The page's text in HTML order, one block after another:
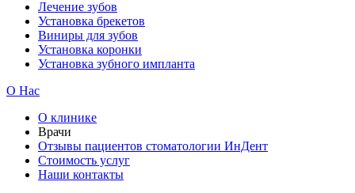
Лечение зубов
Установка брекетов
Виниры для зубов
Установка коронки
Установка зубного импланта
О Нас
О клинике
Врачи
Отзывы пациентов стоматологии ИнДент
Стоимость услуг
Наши контакты